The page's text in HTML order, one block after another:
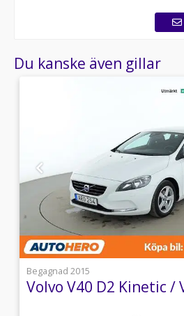
Du kanske även gillar
1
Begagnad 2015
Volvo V40 D2 Kinetic /